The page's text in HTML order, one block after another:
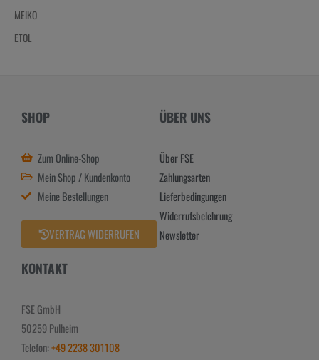
MEIKO
ETOL
SHOP
Zum Online-Shop
Mein Shop / Kundenkonto
Meine Bestellungen
VERTRAG WIDERRUFEN
ÜBER UNS
Über FSE
Zahlungsarten
Lieferbedingungen
Widerrufsbelehrung
Newsletter
KONTAKT
FSE GmbH
50259 Pulheim
Telefon:+49 2238 301108